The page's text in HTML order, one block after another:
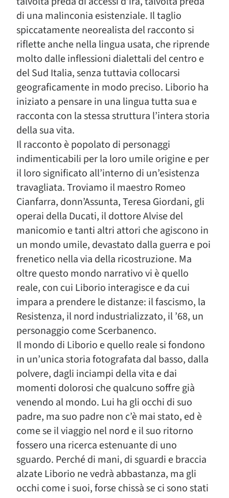
di una malinconia esistenziale. Il taglio
spiccatamente neorealista del racconto si
riflette anche nella lingua usata, che riprende
molto dalle inflessioni dialettali del centro e
del Sud Italia, senza tuttavia collocarsi
geograficamente in modo preciso. Liborio ha
iniziato a pensare in una lingua tutta sua e
racconta con la stessa struttura l’intera storia
della sua vita.
Il racconto è popolato di personaggi
indimenticabili per la loro umile origine e per
il loro significato all’interno di un’esistenza
travagliata. Troviamo il maestro Romeo
Cianfarra, donn’Assunta, Teresa Giordani, gli
operai della Ducati, il dottore Alvise del
manicomio e tanti altri attori che agiscono in
un mondo umile, devastato dalla guerra e poi
frenetico nella via della ricostruzione. Ma
oltre questo mondo narrativo vi è quello
reale, con cui Liborio interagisce e da cui
impara a prendere le distanze: il fascismo, la
Resistenza, il nord industrializzato, il ’68, un
personaggio come Scerbanenco.
Il mondo di Liborio e quello reale si fondono
in un’unica storia fotografata dal basso, dalla
polvere, dagli inciampi della vita e dai
momenti dolorosi che qualcuno soffre già
venendo al mondo. Lui ha gli occhi di suo
padre, ma suo padre non c’è mai stato, ed è
come se il viaggio nel nord e il suo ritorno
fossero una ricerca estenuante di uno
sguardo. Perché di mani, di sguardi e braccia
alzate Liborio ne vedrà abbastanza, ma gli
occhi come i suoi, forse chissà se ci sono stati